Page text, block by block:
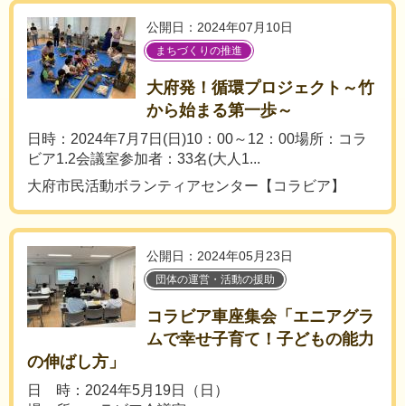
公開日：2024年07月10日
まちづくりの推進
大府発！循環プロジェクト～竹
から始まる第一歩～
日時：2024年7月7日(日)10：00～12：00場所：コラ
ビア1.2会議室参加者：33名(大人1...
大府市民活動ボランティアセンター【コラビア】
公開日：2024年05月23日
団体の運営・活動の援助
コラビア車座集会「エニアグラ
ムで幸せ子育て！子どもの能力
の伸ばし方」
日 時：2024年5月19日（日）